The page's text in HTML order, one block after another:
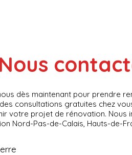
Nous
dès maintenant pour prendre
consultations gratuites chez
votre projet de rénovation. Nous
Nord-Pas-de-Calais, Hauts-de-